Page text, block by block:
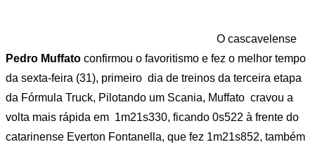
O cascavelense
Pedro Muffato confirmou o favoritismo e fez o melhor tempo
da sexta-feira (31), primeiro dia de treinos da terceira etapa
da Fórmula Truck, Pilotando um Scania, Muffato cravou a
volta mais rápida em 1m21s330, ficando 0s522 à frente do
catarinense Everton Fontanella, que fez 1m21s852, também